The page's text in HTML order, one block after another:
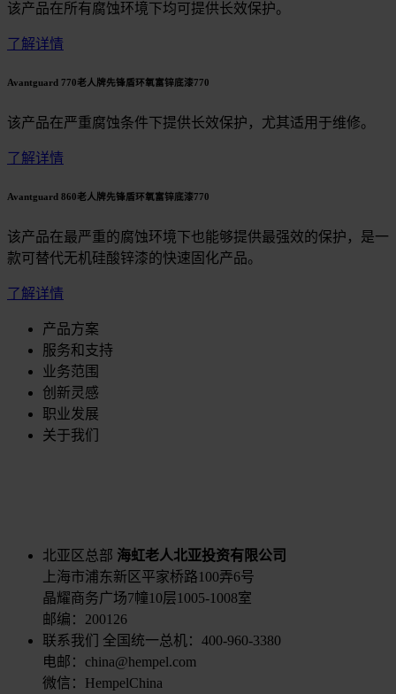
该产品在所有腐蚀环境下均可提供长效保护。
了解详情
Avantguard 770老人牌先锋盾环氧富锌底漆770
该产品在严重腐蚀条件下提供长效保护，尤其适用于维修。
了解详情
Avantguard 860老人牌先锋盾环氧富锌底漆770
该产品在最严重的腐蚀环境下也能够提供最强效的保护，是一
款可替代无机硅酸锌漆的快速固化产品。
了解详情
产品方案
服务和支持
业务范围
创新灵感
职业发展
关于我们
北亚区总部 海虹老人北亚投资有限公司
上海市浦东新区平家桥路100弄6号
晶耀商务广场7幢10层1005-1008室
邮编：200126
联系我们
全国统一总机：400-960-3380
电邮：china@hempel.com
微信：HempelChina